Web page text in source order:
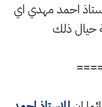
احمد مهدي اي
حيال ذلك